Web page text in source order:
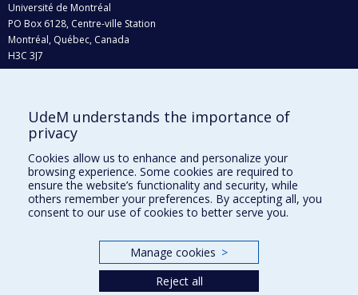
Université de Montréal
PO Box 6128, Centre-ville Station
Montréal, Québec, Canada
H3C 3J7
Who does what?
Find us
Site map
Accessibility
UdeM understands the importance of
privacy
Cookies allow us to enhance and personalize your
browsing experience. Some cookies are required to
ensure the website’s functionality and security, while
others remember your preferences. By accepting all, you
consent to our use of cookies to better serve you.
Manage cookies >
Reject all